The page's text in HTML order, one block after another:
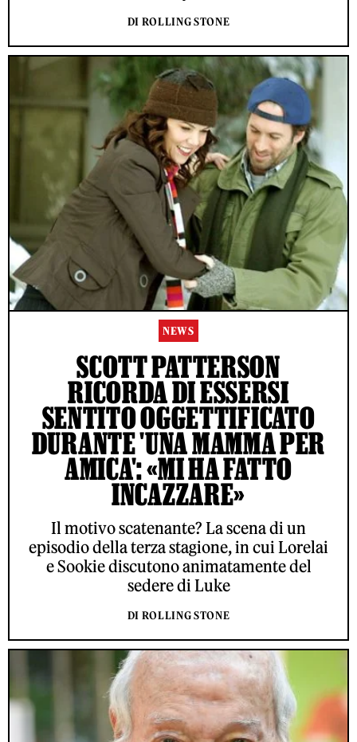
DI ROLLING STONE
NEWS
SCOTT PATTERSON
RICORDA DI ESSERSI
SENTITO OGGETTIFICATO
DURANTE 'UNA MAMMA PER
AMICA': «MI HA FATTO
INCAZZARE»
Il motivo scatenante? La scena di un
episodio della terza stagione, in cui Lorelai
e Sookie discutono animatamente del
sedere di Luke
DI ROLLING STONE